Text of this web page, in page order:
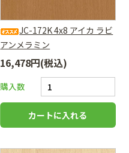
JC-172K 4x8 アイカ ラビ
アンメラミン
16,478円(税込)
購入数